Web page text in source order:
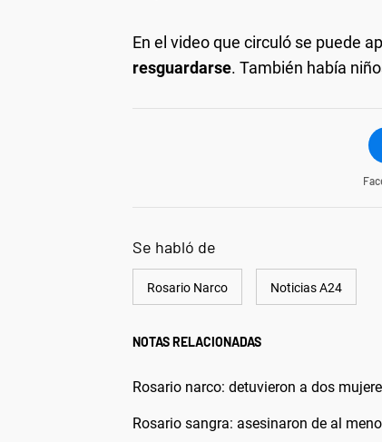
En el video que circuló se puede
resguardarse. También había
Se habló de
Rosario Narco Noticias A24
NOTAS RELACIONADAS
Rosario narco: detuvieron a dos
Rosario sangra: asesinaron de al